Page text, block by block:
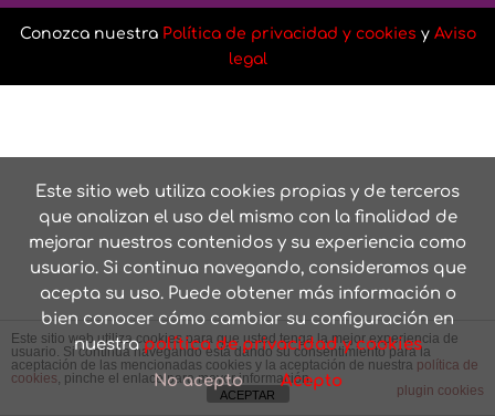
Este sitio web utiliza cookies propias y de terceros
que analizan el uso del mismo con la finalidad de
mejorar nuestros contenidos y su experiencia como
usuario. Si continua navegando, consideramos que
acepta su uso. Puede obtener más información o
bien conocer cómo cambiar su configuración en
nuestrapolítica de privacidad y cookies
No acepto
Acepto
Este sitio web utiliza cookies para que usted tenga la mejor experiencia de
usuario. Si continúa navegando está dando su consentimiento para la
aceptación de las mencionadas cookies y la aceptación de nuestra política de
cookies, pinche el enlace para mayor información.
plugin cookies
ACEPTAR
Conozca nuestra Política de privacidad y cookies y Aviso
legal